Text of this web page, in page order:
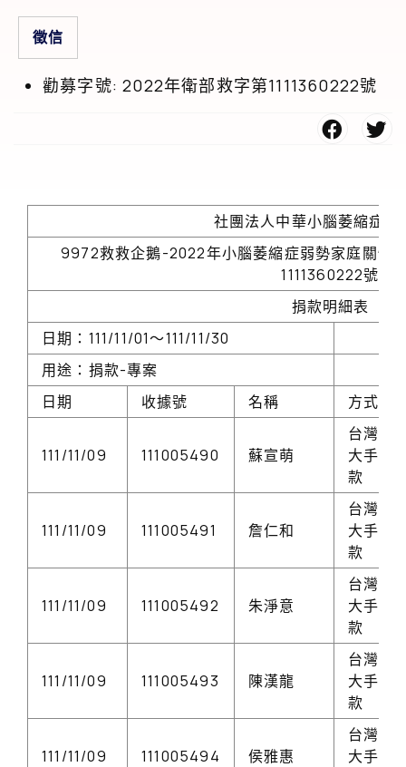
徵信
勸募字號:2022年衛部救字第1111360222號
社團法人中華小腦萎縮症病
9972救救企鵝-2022年小腦萎縮症弱勢家庭關懷
1111360222號
捐款明細表
日期：111/11/01～111/11/30
用途：捐款-專案
日期
收據號 名稱 方式
111/11/09 111005490 蘇宣萌
台灣大
大手機
款
111/11/09 111005491 詹仁和
台灣大
大手機
款
111/11/09 111005492 朱淨意
台灣大
大手機
款
111/11/09 111005493 陳漢龍
台灣大
大手機
款
111/11/09 111005494 侯雅惠
台灣大
大手機